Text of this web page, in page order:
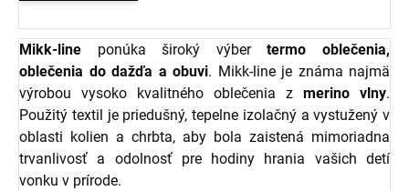
Mikk-line ponúka široký výbertermo oblečenia,
oblečenia do dažďa a obuvi. Mikk-line je známa najmä
výrobou vysoko kvalitného oblečenia z merino vlny.
Použitý textil je priedušný, tepelne izolačný a vystužený v
oblasti kolien a chrbta, aby bola zaistená mimoriadna
trvanlivosť a odolnosť pre hodiny hrania vašich detí
vonku v prírode.